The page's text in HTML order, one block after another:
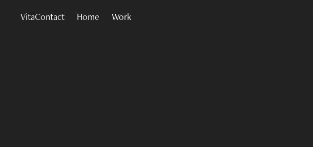
VitaContact Home Work